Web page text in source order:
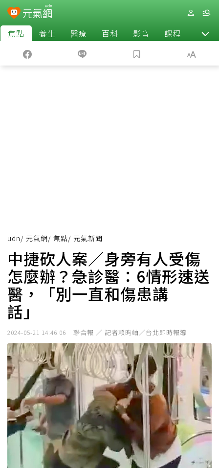
焦點 養生 醫療 百科 影音 課程 退休
udn/ 元氣網/ 焦點/ 元氣新聞
中捷砍人案／身旁有人受傷
怎麼辦？急診醫：6情形速送
醫，「別一直和傷患講
話」
2024-05-21 14:46:06 聯合報 ／ 記者賴昀岫／台北即時報導